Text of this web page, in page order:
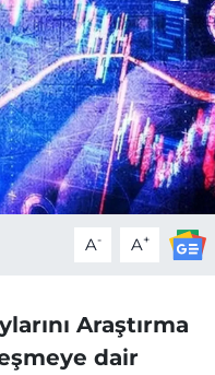
A- A+
Araştırma
dair